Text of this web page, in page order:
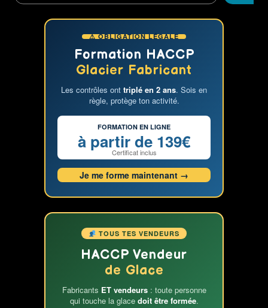
après
une
formation
glacier
adulte
⚠ OBLIGATION LÉGALE
Formation HACCP
Glacier Fabricant
Les contrôles ont triplé en 2 ans. Sois en
règle, protège ton activité.
FORMATION EN LIGNE
à partir de 139€
Certificat inclus
Je me forme maintenant →
TOUS TES VENDEURS
HACCP Vendeur
de Glace
Fabricants ET vendeurs: toute personne
qui touche la glace doit être formée.